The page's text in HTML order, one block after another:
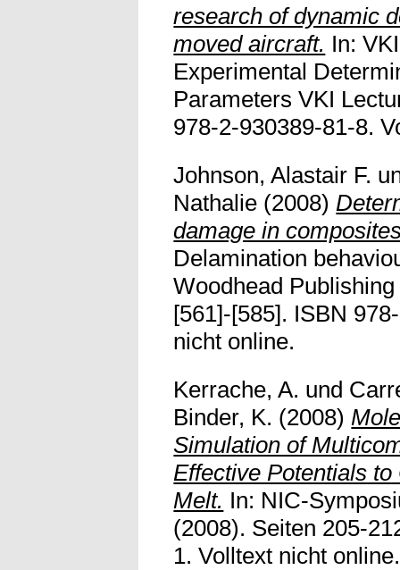
research of dynamic
moved aircraft. In:
Experimental
Parameters VKI
978-2-930389-81-8.
Johnson, Alastair F.
Nathalie (2008)
damage in
Delamination
Woodhead
[561]-[585]. ISBN
nicht online.
Kerrache, A. und
Binder, K. (2008)
Simulation of
Effective Potentials
Melt. In: NIC-
(2008). Seiten 205-
1. Volltext nicht online.